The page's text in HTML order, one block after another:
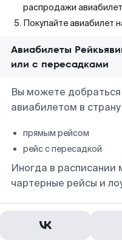
распродажи
Покупайте авиабилет
Авиабилеты
или с пересадками
Вы можете
авиабилетом в
прямым рейсом
рейс с пересадкой
Иногда в расписании
чартерные рейсы и